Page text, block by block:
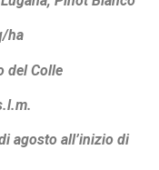
ha
del Colle
agosto all’inizio di